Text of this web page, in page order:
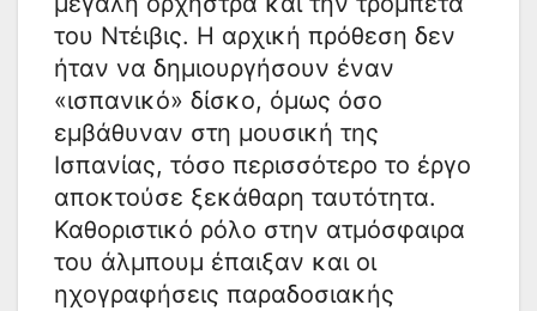
του Ντέιβις. Η αρχική πρόθεση δεν
ήταν να δημιουργήσουν έναν
«ισπανικό» δίσκο, όμως όσο
εμβάθυναν στη μουσική της
Ισπανίας, τόσο περισσότερο το έργο
αποκτούσε ξεκάθαρη ταυτότητα.
Καθοριστικό ρόλο στην ατμόσφαιρα
του άλμπουμ έπαιξαν και οι
ηχογραφήσεις παραδοσιακής